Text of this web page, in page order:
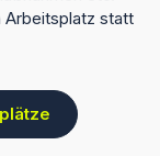
Arbeitsplatz statt